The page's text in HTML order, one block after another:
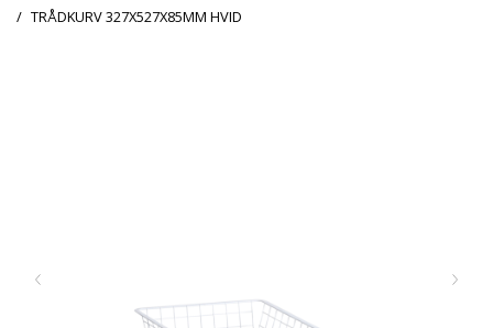
TRÅDKURV 327X527X85MM HVID